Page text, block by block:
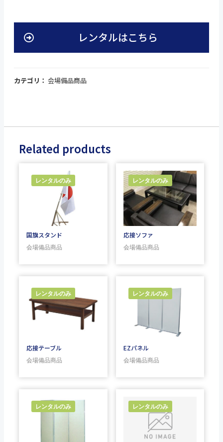
レンタルはこちら
カテゴリ： 会場備品商品
Related products
レンタルのみ
国旗スタンド
会場備品商品
レンタルのみ
応接ソファ
会場備品商品
レンタルのみ
応接テーブル
会場備品商品
レンタルのみ
EZパネル
会場備品商品
レンタルのみ レンタルのみ